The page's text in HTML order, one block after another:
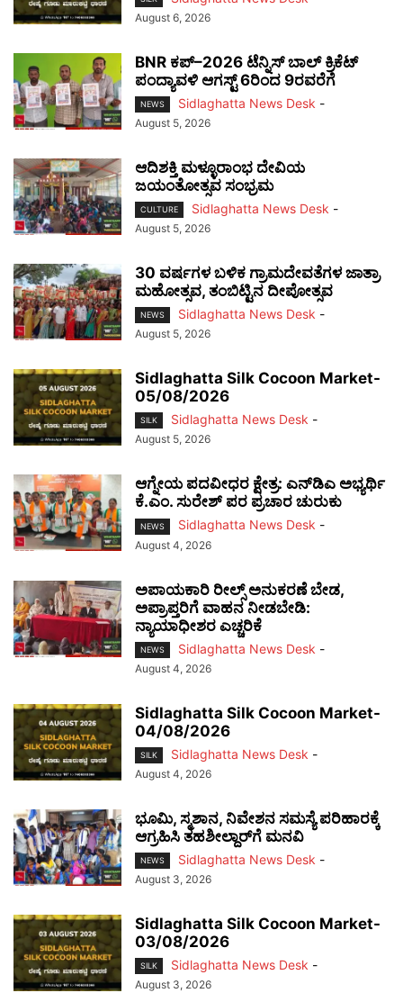
August 6, 2026
BNR ಕಪ್–2026 ಟೆನ್ನಿಸ್ ಬಾಲ್ ಕ್ರಿಕೆಟ್
ಪಂದ್ಯಾವಳಿ ಆಗಸ್ಟ್ 6ರಿಂದ 9ರವರೆಗೆ
NEWS Sidlaghatta News Desk -
August 5, 2026
ಆದಿಶಕ್ತಿ ಮಳ್ಳೂರಾಂಭ ದೇವಿಯ
ಜಯಂತೋತ್ಸವ ಸಂಭ್ರಮ
CULTURE Sidlaghatta News Desk -
August 5, 2026
30 ವರ್ಷಗಳ ಬಳಿಕ ಗ್ರಾಮದೇವತೆಗಳ ಜಾತ್ರಾ
ಮಹೋತ್ಸವ, ತಂಬಿಟ್ಟಿನ ದೀಪೋತ್ಸವ
NEWS Sidlaghatta News Desk -
August 5, 2026
Sidlaghatta Silk Cocoon Market-
05/08/2026
SILK Sidlaghatta News Desk -
August 5, 2026
ಆಗ್ನೇಯ ಪದವೀಧರ ಕ್ಷೇತ್ರ: ಎನ್‌ಡಿಎ ಅಭ್ಯರ್ಥಿ
ಕೆ.ಎಂ. ಸುರೇಶ್ ಪರ ಪ್ರಚಾರ ಚುರುಕು
NEWS Sidlaghatta News Desk -
August 4, 2026
ಅಪಾಯಕಾರಿ ರೀಲ್ಸ್ ಅನುಕರಣೆ ಬೇಡ,
ಅಪ್ರಾಪ್ತರಿಗೆ ವಾಹನ ನೀಡಬೇಡಿ:
ನ್ಯಾಯಾಧೀಶರ ಎಚ್ಚರಿಕೆ
NEWS Sidlaghatta News Desk -
August 4, 2026
Sidlaghatta Silk Cocoon Market-
04/08/2026
SILK Sidlaghatta News Desk -
August 4, 2026
ಭೂಮಿ, ಸ್ಮಶಾನ, ನಿವೇಶನ ಸಮಸ್ಯೆ ಪರಿಹಾರಕ್ಕೆ
ಆಗ್ರಹಿಸಿ ತಹಶೀಲ್ದಾರ್‌ಗೆ ಮನವಿ
NEWS Sidlaghatta News Desk -
August 3, 2026
Sidlaghatta Silk Cocoon Market-
03/08/2026
SILK Sidlaghatta News Desk -
August 3, 2026